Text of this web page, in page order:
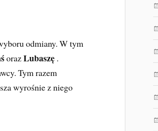
odmiany. W tym
orazLubaszę .
Tym razem
wyrośnie z niego